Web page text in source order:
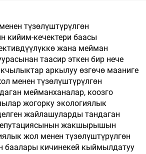
үчүн
арналган, мейманхана
үчүн жана
авиакомпаниялар үчүн
шлепкилер
түзөлүштүрүлгөн
кийим-кечектери баасы
жана мейман
таасир эткен бир нече
аркылуу өзгөчө мааниге
менен түзөлүштүрүлгөн
мейманханалар, коозго
жогорку экологиялык
жайлашуларды тандаган
жакшырышын
жол менен түзөлүштүрүлгөн
баалары кичинекей кыймылдатуу